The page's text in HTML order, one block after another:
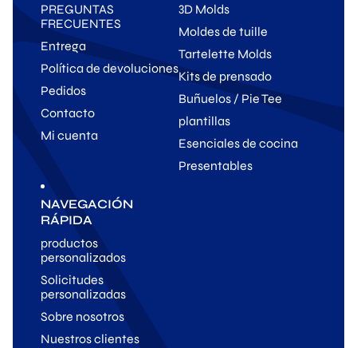
PREGUNTAS
FRECUENTES
Entrega
Política de devoluciones
Pedidos
Contacto
Mi cuenta
3D Molds
Moldes de tuille
Tartelette Molds
Kits de prensado
Buñuelos / Pie Tee
plantillas
Esenciales de cocina
Presentables
NAVEGACIÓN
RÁPIDA
productos
personalizados
Solicitudes
personalizadas
Sobre nosotros
Nuestros clientes